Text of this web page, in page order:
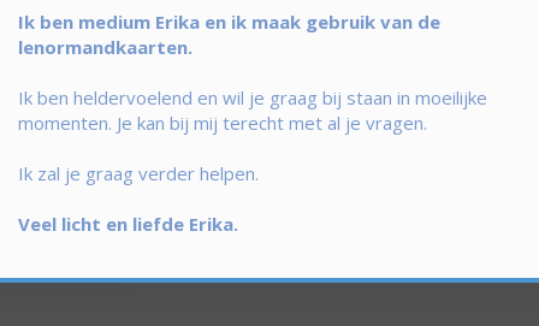
Ik ben medium Erika en ik maak gebruik van de
lenormandkaarten.
Ik ben heldervoelend en wil je graag bij staan in moeilijke
momenten. Je kan bij mij terecht met al je vragen.
Ik zal je graag verder helpen.
Veel licht en liefde Erika.